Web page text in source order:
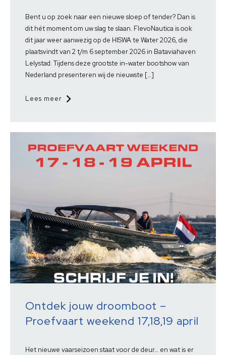
Bent u op zoek naar een nieuwe sloep of tender? Dan is
dit hét moment om uw slag te slaan. FlevoNautica is ook
dit jaar weer aanwezig op de HISWA te Water 2026, die
plaatsvindt van 2 t/m 6 september 2026 in Bataviahaven
Lelystad. Tijdens deze grootste in-water bootshow van
Nederland presenteren wij de nieuwste […]
Lees meer
Ontdek jouw droomboot –
Proefvaart weekend 17,18,19 april
Het nieuwe vaarseizoen staat voor de deur… en wat is er